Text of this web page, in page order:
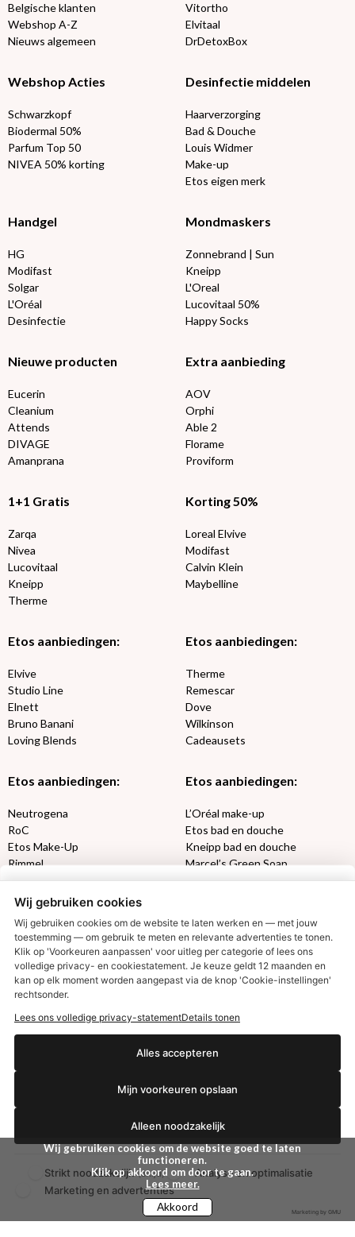
Belgische klanten
Webshop A-Z
Nieuws algemeen
Vitortho
Elvitaal
DrDetoxBox
Webshop Acties
Schwarzkopf
Biodermal 50%
Parfum Top 50
NIVEA 50% korting
Desinfectie middelen
Haarverzorging
Bad & Douche
Louis Widmer
Make-up
Etos eigen merk
Handgel
HG
Modifast
Solgar
L'Oréal
Desinfectie
Mondmaskers
Zonnebrand | Sun
Kneipp
L'Oreal
Lucovitaal 50%
Happy Socks
Nieuwe producten
Eucerin
Cleanium
Attends
DIVAGE
Amanprana
Extra aanbieding
AOV
Orphi
Able 2
Florame
Proviform
1+1 Gratis
Zarqa
Nivea
Lucovitaal
Kneipp
Therme
Korting 50%
Loreal Elvive
Modifast
Calvin Klein
Maybelline
Etos aanbiedingen:
Elvive
Studio Line
Elnett
Bruno Banani
Loving Blends
Etos aanbiedingen:
Therme
Remescar
Dove
Wilkinson
Cadeausets
Etos aanbiedingen:
Neutrogena
RoC
Etos Make-Up
Rimmel
Max Factor
Etos aanbiedingen:
L’Oréal make-up
Etos bad en douche
Kneipp bad en douche
Marcel’s Green Soap
Oral-B
Etos aanbiedingen:
Aussie
Gillette
Gezichtsverzorging
Syoss
DETOXEN
Always
Libresse
Gliss Kur
Etos billendoekjes
VISION SUN
Zwitsal SUNWij gebruiken cookies om de website goed te laten
functioneren.
Klik op akkoord om door te gaan.
Lees meer.
Akkoord
Wij gebruiken cookies
Wij gebruiken cookies om de website te laten werken en — met jouw
toestemming — om gebruik te meten en relevante advertenties te tonen.
Klik op 'Voorkeuren aanpassen' voor uitleg per categorie of lees ons
volledige privacy- en cookiestatement. Je keuze geldt 12 maanden en
kan op elk moment worden aangepast via de knop 'Cookie-instellingen'
rechtsonder.
Lees ons volledige privacy-statementDetails tonen
Alles accepteren
Mijn voorkeuren opslaan
Alleen noodzakelijk
Strikt noodzakelijk(altijd)
Analyse en optimalisatie
Marketing en advertenties
Marketing by GMU
€2,50 korting?
Ja, ik wil korting